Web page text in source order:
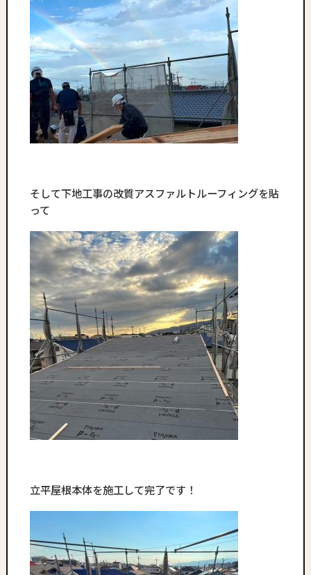
そして下地工事の改質アスファルトルーフィングを貼
って
立平屋根本体を施工して完了です！